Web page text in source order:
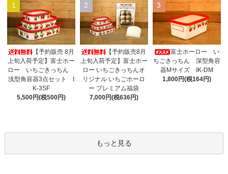
1
【予約販売 8月
上旬入荷予定】富士ホー
ロー いちごきっちん
浅型角容器3点セット I
K-3SF
5,500円(税500円)
2
【予約販売8月
上旬入荷予定】富士ホー
ロー いちごきっちんオ
リジナル いちごホーロ
ー プレミアム福袋
7,000円(税636円)
3
富士ホーロー い
ちごきっちん 深型角容
器Mサイズ IK-DM
1,800円(税164円)
もっと見る